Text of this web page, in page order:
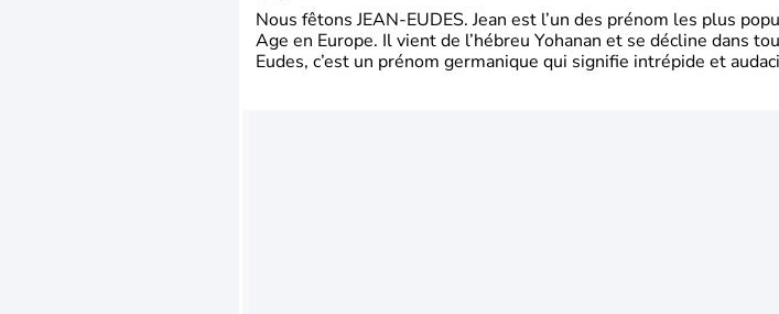
Nous fêtons JEAN-EUDES. Jean est l’un des prénom les plus
Age en Europe. Il vient de l’hébreu Yohanan et se décline dans
Eudes, c’est un prénom germanique qui signifie intrépide et